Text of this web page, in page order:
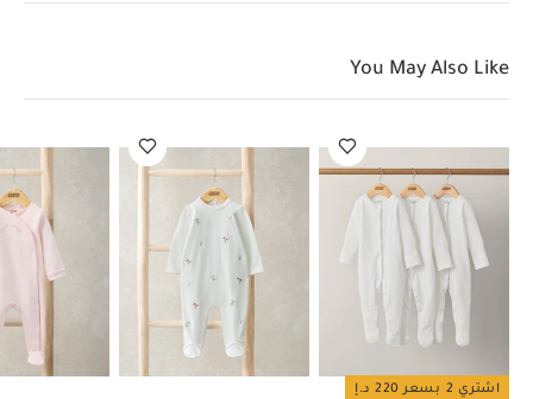
أبيض - 3 قطع
لباس الكل في واحد بتطريز زهور
ويلكوم تو ذا وورلد للرضع، 5 قطع
You May Also Like
اشتري 2 بسعر 220 د.إ